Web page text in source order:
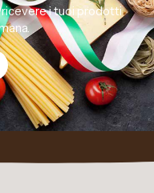
ricevere i tuoi prodotti